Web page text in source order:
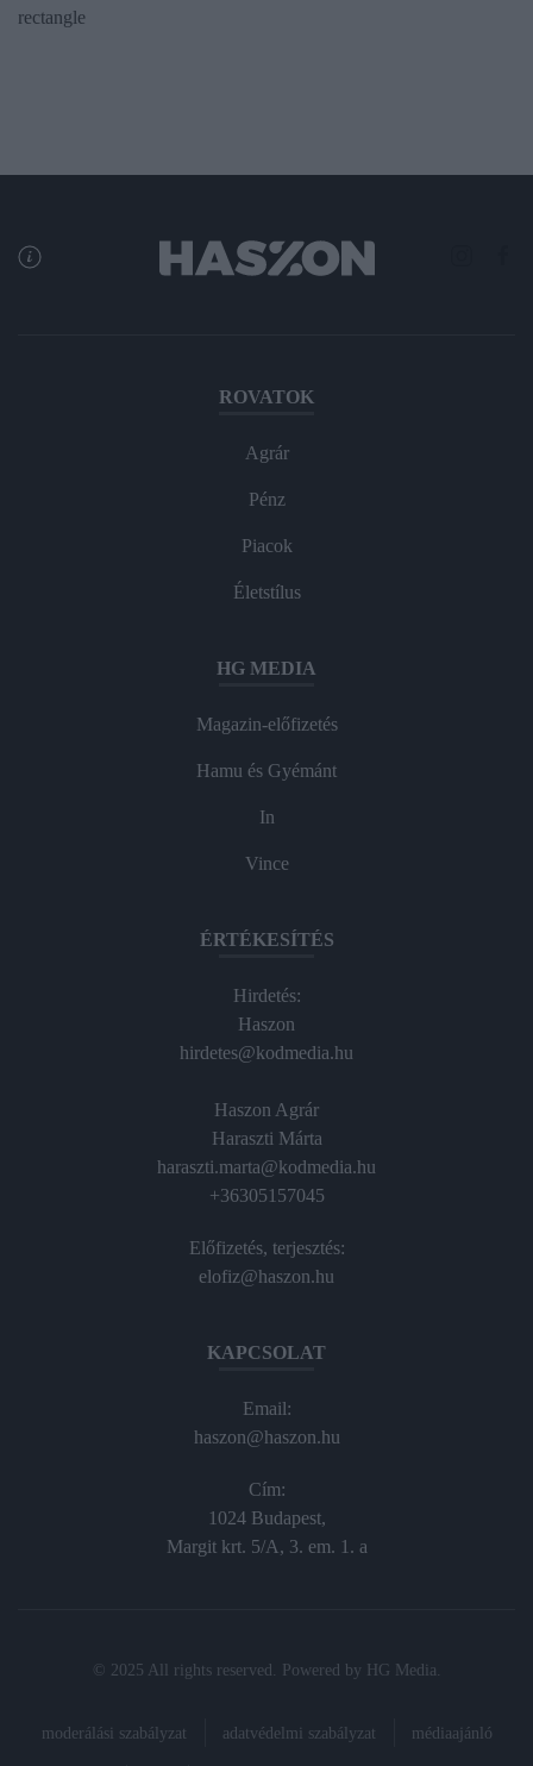
rectangle
ROVATOK
Agrár
Pénz
Piacok
Életstílus
HG MEDIA
Magazin-előfizetés
Hamu és Gyémánt
In
Vince
ÉRTÉKESÍTÉS
Hirdetés:
Haszon
hirdetes@kodmedia.hu
Haszon Agrár
Haraszti Márta
haraszti.marta@kodmedia.hu
+36305157045
Előfizetés, terjesztés:
elofiz@haszon.hu
KAPCSOLAT
Email:
haszon@haszon.hu
Cím:
1024 Budapest,
Margit krt. 5/A, 3. em. 1. a
© 2025 All rights reserved. Powered by HG Media
moderálási szabályzat adatvédelmi szabályzat médiaajánló